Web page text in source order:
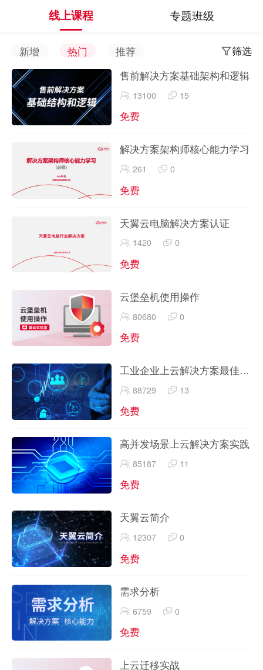
线上课程 专题班级
新增 热门 推荐
筛选
售前解决方案基础架构和逻辑
13100 15
免费
解决方案架构师核心能力学习
261 0
免费
天翼云电脑解决方案认证
1420 0
免费
云堡垒机使用操作
80680 0
免费
工业企业上云解决方案最佳实
践 88729 13
免费
高并发场景上云解决方案实践
85187 11
免费
天翼云简介
12307 0
免费
需求分析
6759 0
免费
上云迁移实战